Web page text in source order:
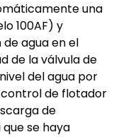
una
100AF) y
agua en el
de la válvula de
del agua por
control de flotador
de
se haya